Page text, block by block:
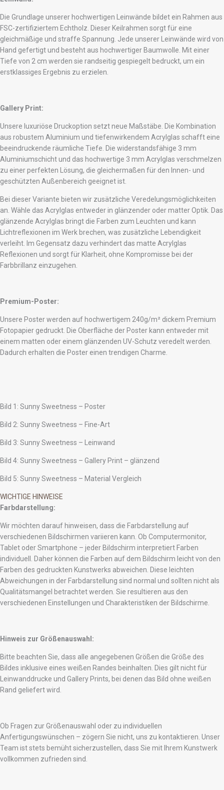
Die Grundlage unserer hochwertigen Leinwände bildet ein Rahmen aus
FSC-zertifiziertem Echtholz. Dieser Keilrahmen sorgt für eine
gleichmäßige und straffe Spannung. Jede unserer Leinwände wird von
Hand gefertigt und besteht aus hochwertiger Baumwolle. Mit einer
Tiefe von 2 cm werden sie randseitig gespiegelt bedruckt, um ein
erstklassiges Ergebnis zu erzielen.
Gallery Print:
Unsere luxuriöse Druckoption setzt neue Maßstäbe. Die Kombination
aus robustem Aluminium und tiefenwirkendem Acrylglas schafft eine
beeindruckende räumliche Tiefe. Die widerstandsfähige 3 mm
Aluminiumschicht und das hochwertige 3 mm Acrylglas verschmelzen
zu einer perfekten Lösung, die gleichermaßen für den Innen- und
geschützten Außenbereich geeignet ist.
Bei dieser Variante bieten wir zusätzliche Veredelungsmöglichkeiten
an. Wähle das Acrylglas entweder in glänzender oder matter Optik. Das
glänzende Acrylglas bringt die Farben zum Leuchten und kann
Lichtreflexionen im Werk brechen, was zusätzliche Lebendigkeit
verleiht. Im Gegensatz dazu verhindert das matte Acrylglas
Reflexionen und sorgt für Klarheit, ohne Kompromisse bei der
Farbbrillanz einzugehen.
Premium-Poster:
Unsere Poster werden auf hochwertigem 240g/m² dickem Premium
Fotopapier gedruckt. Die Oberfläche der Poster kann entweder mit
einem matten oder einem glänzenden UV-Schutz veredelt werden.
Dadurch erhalten die Poster einen trendigen Charme.
Bild 1: Sunny Sweetness – Poster
Bild 2: Sunny Sweetness – Fine-Art
Bild 3: Sunny Sweetness – Leinwand
Bild 4: Sunny Sweetness – Gallery Print – glänzend
Bild 5: Sunny Sweetness – Material Vergleich
WICHTIGE HINWEISE
Farbdarstellung:
Wir möchten darauf hinweisen, dass die Farbdarstellung auf
verschiedenen Bildschirmen variieren kann. Ob Computermonitor,
Tablet oder Smartphone – jeder Bildschirm interpretiert Farben
individuell. Daher können die Farben auf dem Bildschirm leicht von den
Farben des gedruckten Kunstwerks abweichen. Diese leichten
Abweichungen in der Farbdarstellung sind normal und sollten nicht als
Qualitätsmangel betrachtet werden. Sie resultieren aus den
verschiedenen Einstellungen und Charakteristiken der Bildschirme.
Hinweis zur Größenauswahl:
Bitte beachten Sie, dass alle angegebenen Größen die Größe des
Bildes inklusive eines weißen Randes beinhalten. Dies gilt nicht für
Leinwanddrucke und Gallery Prints, bei denen das Bild ohne weißen
Rand geliefert wird.
Ob Fragen zur Größenauswahl oder zu individuellen
Anfertigungswünschen – zögern Sie nicht, uns zu kontaktieren. Unser
Team ist stets bemüht sicherzustellen, dass Sie mit Ihrem Kunstwerk
vollkommen zufrieden sind.